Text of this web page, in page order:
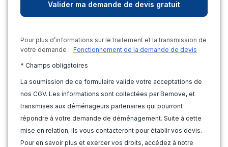
Pour plus d’informations sur le traitement et la transmission de
votre demande : Fonctionnement de la demande de devis
* Champs obligatoires
La soumission de ce formulaire valide votre acceptations de
nos CGV. Les informations sont collectées par Bemove, et
transmises aux déménageurs partenaires qui pourront
répondre à votre demande de déménagement. Suite à cette
mise en relation, ils vous contacteront pour établir vos devis.
Pour en savoir plus et exercer vos droits, accédez à notre